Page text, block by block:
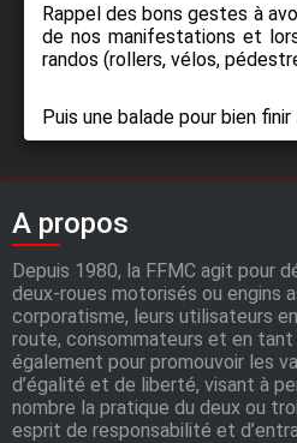
Rappel des bons gestes à
de nos manifestations et
randos (rollers, vélos,
Puis une balade pour bien finir
A propos
Depuis 1980, la FFMC agit pour
deux-roues motorisés ou engins
corporatisme, leurs utilisateurs
route, consommateurs et en
également pour promouvoir les
d’égalité et de liberté, visant à
nombre la pratique du deux ou
esprit de responsabilité et